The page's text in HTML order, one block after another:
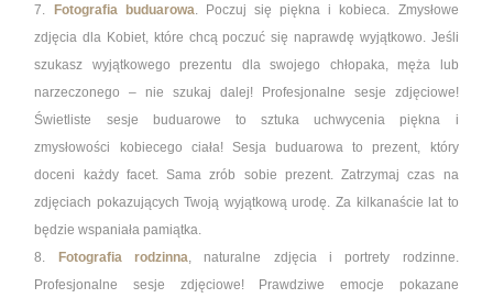
7. Fotografia buduarowa . Poczuj się piękna i kobieca. Zmysłowe
zdjęcia dla Kobiet, które chcą poczuć się naprawdę wyjątkowo. Jeśli
szukasz wyjątkowego prezentu dla swojego chłopaka, męża lub
narzeczonego – nie szukaj dalej! Profesjonalne sesje zdjęciowe!
Świetliste sesje buduarowe to sztuka uchwycenia piękna i
zmysłowości kobiecego ciała! Sesja buduarowa to prezent, który
doceni każdy facet. Sama zrób sobie prezent. Zatrzymaj czas na
zdjęciach pokazujących Twoją wyjątkową urodę. Za kilkanaście lat to
będzie wspaniała pamiątka.
8. Fotografia rodzinna , naturalne zdjęcia i portrety rodzinne.
Profesjonalne sesje zdjęciowe! Prawdziwe emocje pokazane